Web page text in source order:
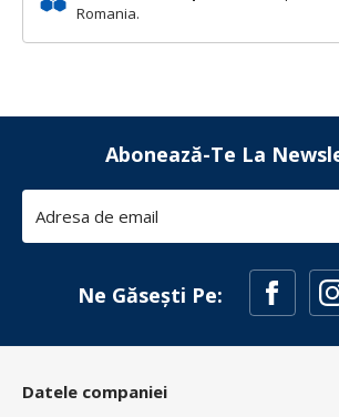
Romania.
Abonează-Te La
Ne Găsești Pe:
Datele companiei